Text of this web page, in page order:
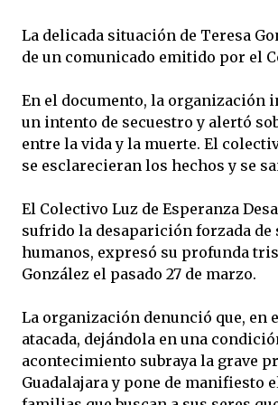
La delicada situación de Teresa
de un comunicado emitido por el
En el documento, la organización
un intento de secuestro y alertó
entre la vida y la muerte. El
se esclarecieran los hechos y se
El Colectivo Luz de Esperanza
sufrido la desaparición forzada
humanos, expresó su profunda
González el pasado 27 de marzo.
La organización denunció que, en
atacada, dejándola en una
acontecimiento subraya la grave
Guadalajara y pone de manifiesto